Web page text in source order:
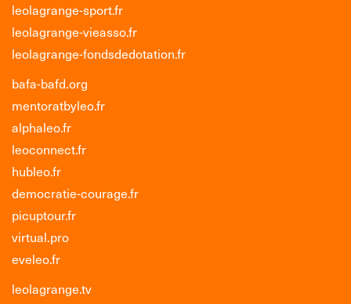
leolagrange-sport.fr
leolagrange-vieasso.fr
leolagrange-fondsdedotation.fr
bafa-bafd.org
mentoratbyleo.fr
alphaleo.fr
leoconnect.fr
hubleo.fr
democratie-courage.fr
picuptour.fr
virtual.pro
eveleo.fr
leolagrange.tv